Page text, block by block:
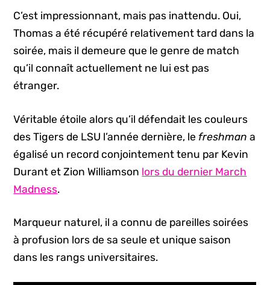
C’est impressionnant, mais pas inattendu. Oui,
Thomas a été récupéré relativement tard dans la
soirée, mais il demeure que le genre de match
qu’il connaît actuellement ne lui est pas
étranger.
Véritable étoile alors qu’il défendait les couleurs
des Tigers de LSU l’année dernière, le freshman a
égalisé un record conjointement tenu par Kevin
Durant et Zion Williamson lors du dernier March
Madness.
Marqueur naturel, il a connu de pareilles soirées
à profusion lors de sa seule et unique saison
dans les rangs universitaires.